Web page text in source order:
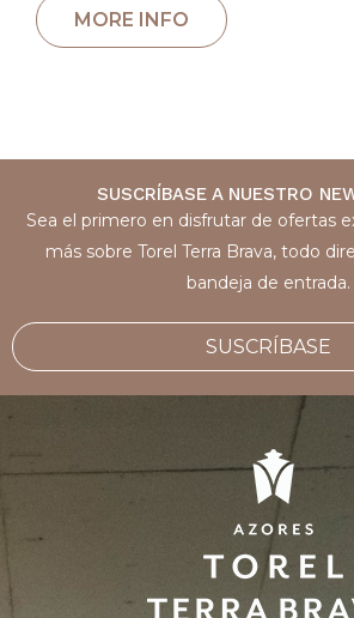
SUSCRÍBASE A NUESTRO
Sea el primero en disfrutar de ofertas
más sobre Torel Terra Brava, todo
bandeja de entrada.
SUSCRÍBASE